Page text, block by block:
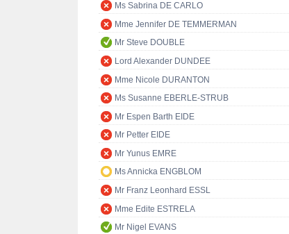
Ms Sabrina DE CARLO
Mme Jennifer DE TEMMERMAN
Mr Steve DOUBLE
Lord Alexander DUNDEE
Mme Nicole DURANTON
Ms Susanne EBERLE-STRUB
Mr Espen Barth EIDE
Mr Petter EIDE
Mr Yunus EMRE
Ms Annicka ENGBLOM
Mr Franz Leonhard ESSL
Mme Edite ESTRELA
Mr Nigel EVANS